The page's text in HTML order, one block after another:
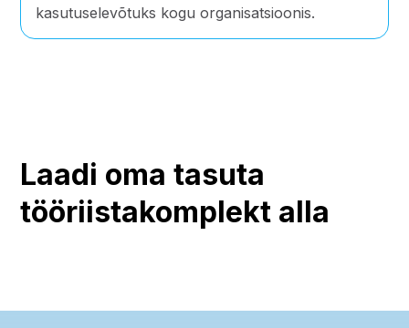
kasutuselevõtuks kogu organisatsioonis.
Laadi oma tasuta
tööriistakomplekt alla